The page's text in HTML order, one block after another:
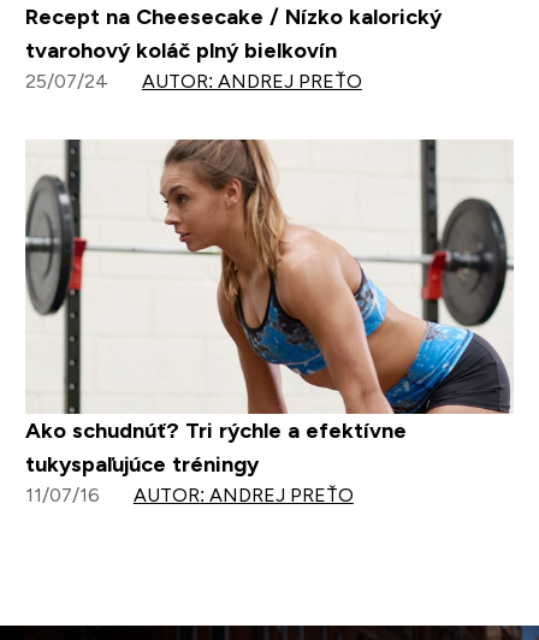
Recept na Cheesecake / Nízko kalorický
tvarohový koláč plný bielkovín
25/07/24 AUTOR: ANDREJ PREŤO
Ako schudnúť? Tri rýchle a efektívne
tukyspaľujúce tréningy
11/07/16 AUTOR: ANDREJ PREŤO